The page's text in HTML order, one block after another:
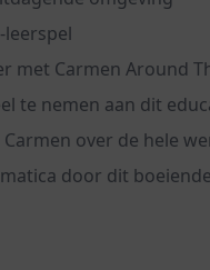
leerspel
met Carmen Around
te nemen aan dit
over de hele
door dit